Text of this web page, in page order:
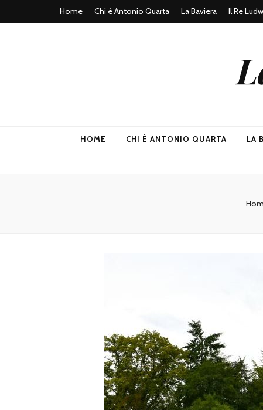
Home Chi è Antonio Quarta La Baviera Il Re
HOME CHI È ANTONIO QUARTA LA